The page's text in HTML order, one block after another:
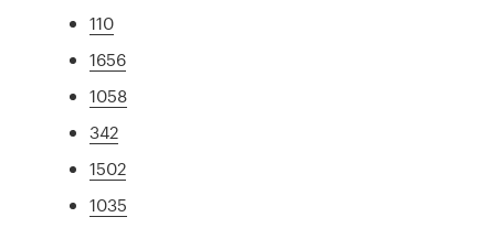
110
1656
1058
342
1502
1035